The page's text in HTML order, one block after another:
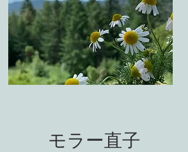
モラー直子